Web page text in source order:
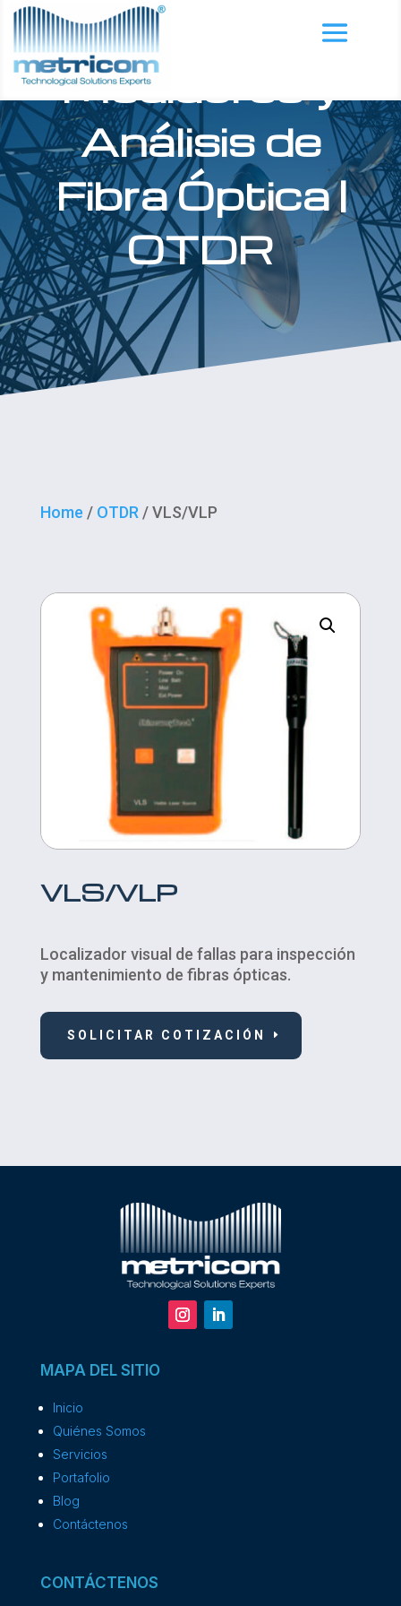
Medidores y
Análisis de
Fibra Óptica|
OTDR
Home / OTDR/ VLS/VLP
VLS/VLP
Localizador visual de fallas para inspección
y mantenimiento de fibras ópticas.
SOLICITAR COTIZACIÓN
MAPA DEL SITIO
Inicio
Quiénes Somos
Servicios
Portafolio
Blog
Contáctenos
CONTÁCTENOS